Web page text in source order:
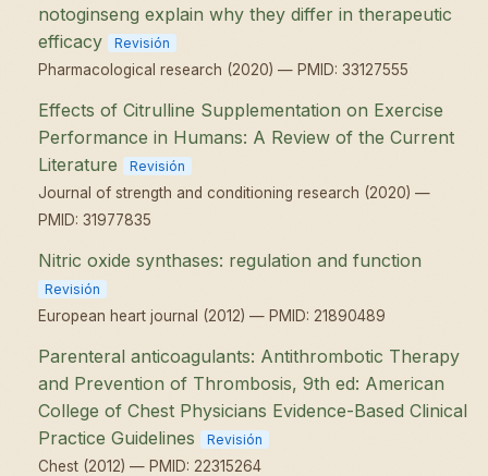
notoginseng explain why they differ in therapeutic
efficacy
Revisión
Pharmacological research (2020) — PMID: 33127555
Effects of Citrulline Supplementation on Exercise
Performance in Humans: A Review of the Current
Literature
Revisión
Journal of strength and conditioning research (2020) —
PMID: 31977835
Nitric oxide synthases: regulation and function
Revisión
European heart journal (2012) — PMID: 21890489
Parenteral anticoagulants: Antithrombotic Therapy
and Prevention of Thrombosis, 9th ed: American
College of Chest Physicians Evidence-Based Clinical
Practice Guidelines
Revisión
Chest (2012) — PMID: 22315264